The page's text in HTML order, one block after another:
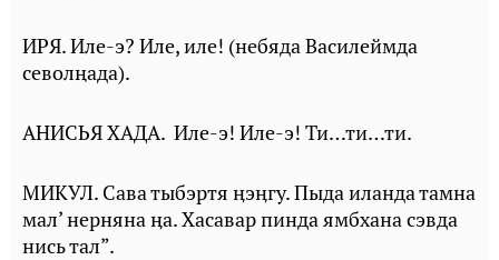
ИРЯ. Иле-э? Иле, иле! (небяда Василеймда
севолңада).
АНИСЬЯ ХАДА. Иле-э! Иле-э! Ти…ти…ти.
МИКУЛ. Сава тыбэртя ӊэӊгу. Пыда иланда тамна
мал’ нерняна ӊа. Хасавар пинда ямбхана сэвда
нись тал”.